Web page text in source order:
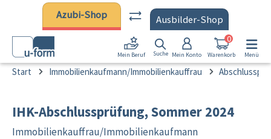
Zum Hauptinhalt springen
Azubi-Shop Ausbilder-Shop
Mein Beruf Suche Mein Konto Warenkorb
0
Menü
Start Immobilienkaufmann/Immobilienkauffrau
IHK-Abschlussprüfung, Sommer 2024
Immobilienkauffrau/Immobilienkaufmann